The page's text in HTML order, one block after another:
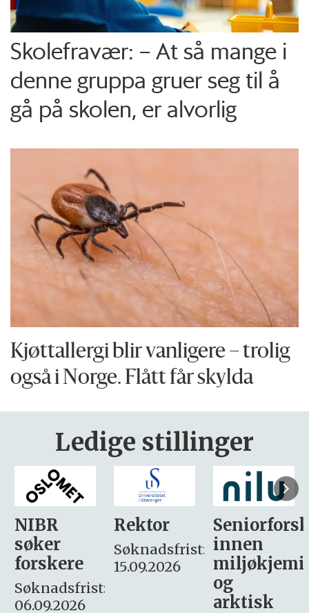
Skolefravær: – At så mange i
denne gruppa gruer seg til å
gå på skolen, er alvorlig
Kjøttallergi blir vanligere – trolig
også i Norge. Flått får skylda
Ledige stillinger
Rektor
Søknadsfrist:
15.09.2026
Seniorforsker
innen
miljøkjemi
søker
– fast
Søknadsfrist: